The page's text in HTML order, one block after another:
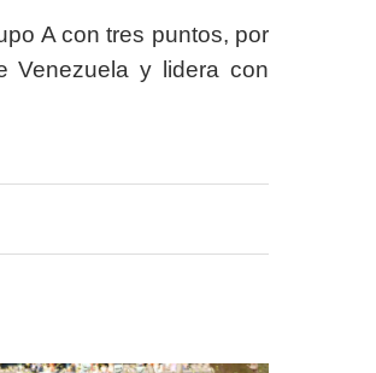
A con tres puntos, por
Venezuela y lidera con